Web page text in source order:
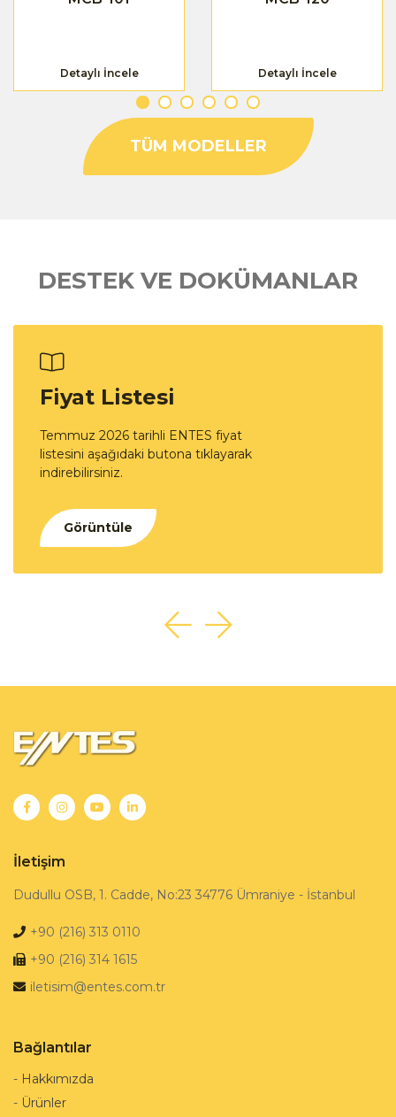
Detaylı İncele Detaylı İncele
TÜM MODELLER
DESTEK VE DOKÜMANLAR
Fiyat Listesi
Temmuz 2026 tarihli ENTES fiyat
listesini aşağıdaki butona tıklayarak
indirebilirsiniz.
Görüntüle
İletişim
Dudullu OSB, 1. Cadde, No:23 34776 Ümraniye - İstanbul
+90 (216) 313 0110
+90 (216) 314 1615
iletisim@entes.com.tr
Bağlantılar
- Hakkımızda
- Ürünler